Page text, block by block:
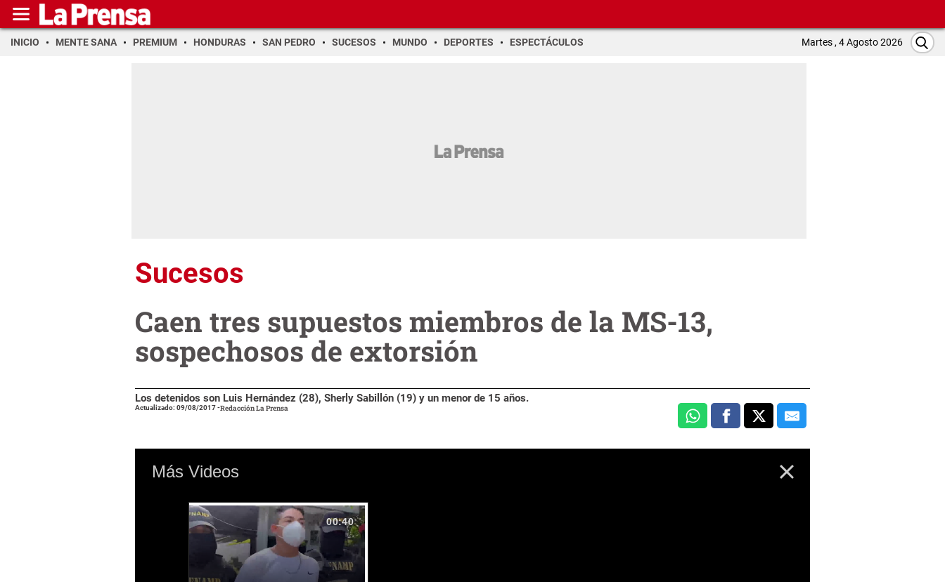
INICIO MENTE SANA PREMIUM HONDURAS SAN PEDRO SUCESOS MUNDO DEPORTES ESPECTÁCULOS Martes , 4 Agosto 2026
Sucesos
Caen tres supuestos miembros de la MS-13,
sospechosos de extorsión
Los detenidos son Luis Hernández (28), Sherly Sabillón (19) y un menor de 15 años.
Actualizado: 09/08/2017-Redacción La Prensa
Más Videos
00:40